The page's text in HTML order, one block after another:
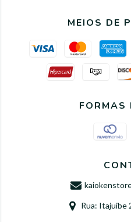
MEIOS DE
FORMAS
Rua: Itajuibe